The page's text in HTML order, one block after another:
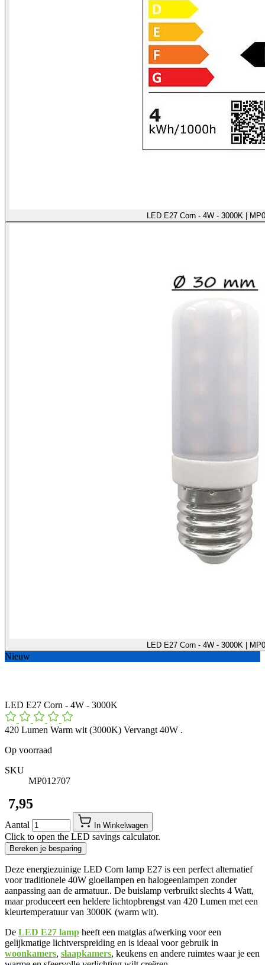
LED E27 Corn - 4W - 3000K |
LED E27 Corn - 4W - 3000K |
Nieuw
LED E27 Corn - 4W - 3000K
420 Lumen Warm wit (3000K) Vervangt 40W .
Op voorraad
SKU
MP012707
​ 7,95
Aantal In Winkelwagen
Click to open the LED savings calculator.
Bereken je besparing
Deze energiezuinige LED Corn lamp E27 is een perfect alternatief
voor traditionele 40W gloeilampen en halogeenlampen zonder
aanpassing aan de armatuur.. De buislamp verbruikt slechts 4 Watt,
maar produceert een heldere lichtopbrengst van 420 Lumen met een
kleurtemperatuur van 3000K (warm wit).
De LED E27 lamp heeft een matglas afwerking voor een
gelijkmatige lichtverspreiding en is ideaal voor gebruik in
woonkamers, slaapkamers, keukens en andere ruimtes waar je een